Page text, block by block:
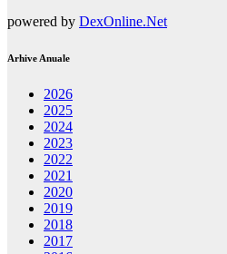
powered by DexOnline.Net
Arhive Anuale
2026
2025
2024
2023
2022
2021
2020
2019
2018
2017